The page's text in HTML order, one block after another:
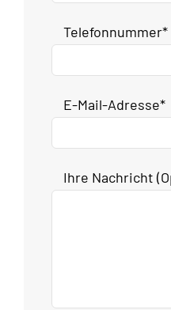
Telefonnummer*
E-Mail-Adresse*
Ihre Nachricht